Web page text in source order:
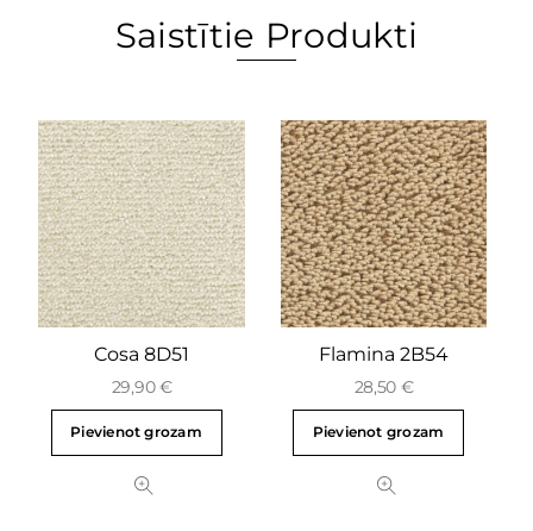
Saistītie Produkti
Cosa 8D51
29,90€
Pievienot grozam
Flamina 2B54
28,50 €
Pievienot grozam